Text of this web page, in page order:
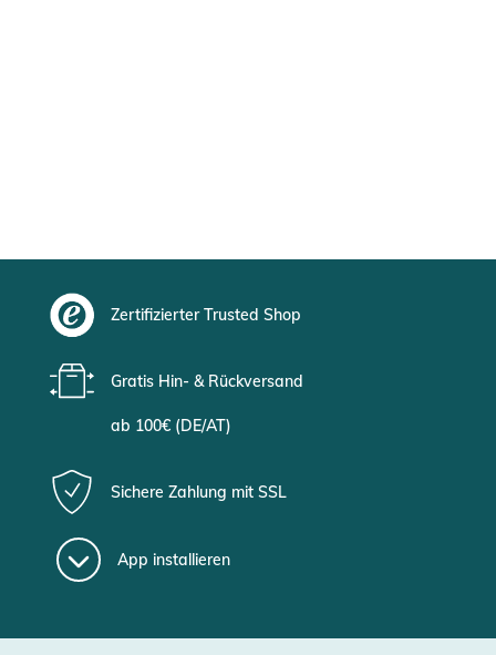
Zertifizierter Trusted Shop
Gratis Hin- & Rückversand
ab 100€ (DE/AT)
Sichere Zahlung mit SSL
App installieren